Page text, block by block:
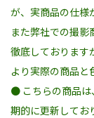
が、実商品の仕様
また弊社での撮影
徹底しております
より実際の商品と
● こちらの商品は
期的に更新してお